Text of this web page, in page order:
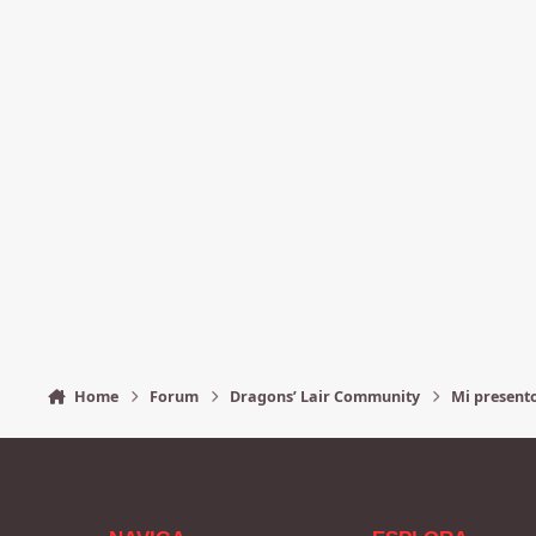
Home Forum Dragons’ Lair Community Mi